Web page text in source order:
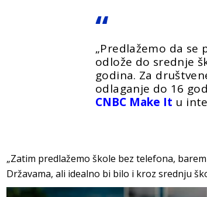
„Predlažemo da se
odlože do srednje
godina. Za
odlaganje do 16
CNBC Make It u
„Zatim predlažemo škole bez telefona,
Državama, ali idealno bi bilo i kroz srednju